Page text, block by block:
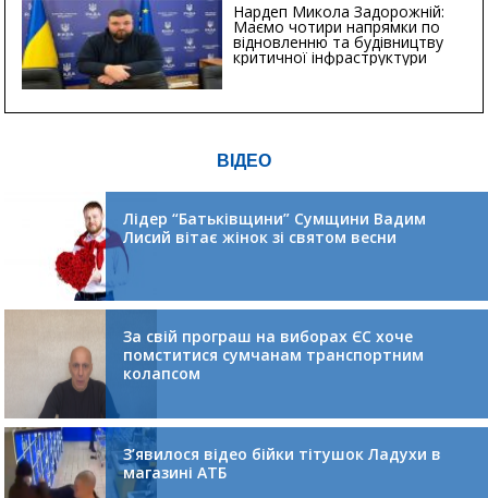
Нардеп Микола Задорожній:
Маємо чотири напрямки по
відновленню та будівництву
критичної інфраструктури
ВІДЕО
Лідер “Батьківщини” Сумщини Вадим
Лисий вітає жінок зі святом весни
За свій програш на виборах ЄС хоче
помститися сумчанам транспортним
колапсом
З’явилося відео бійки тітушок Ладухи в
магазині АТБ